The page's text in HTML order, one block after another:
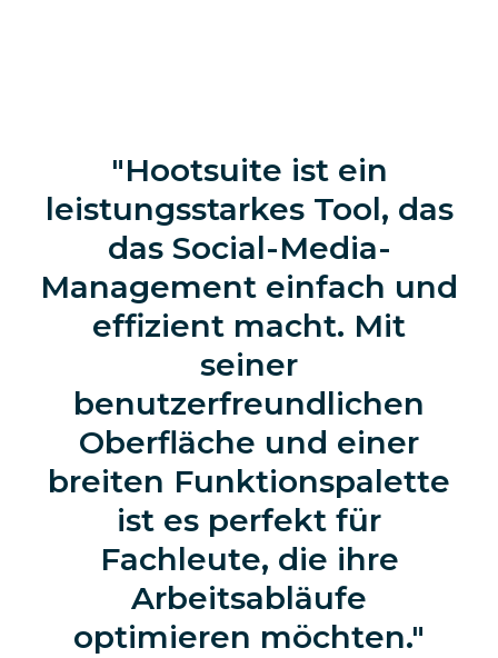
Hootsuite ist ein
leistungsstarkes Tool, das
das Social-Media-
Management einfach und
effizient macht. Mit
seiner
benutzerfreundlichen
Oberfläche und einer
breiten Funktionspalette
ist es perfekt für
Fachleute, die ihre
Arbeitsabläufe
optimieren möchten.